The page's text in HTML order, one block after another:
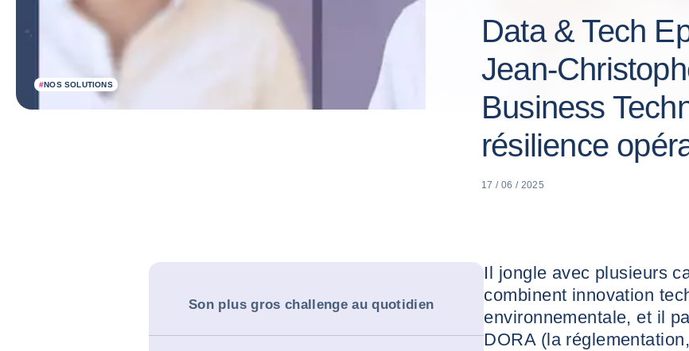
#NOS SOLUTIONS
Data & Tech
Jean-
Business
résilience
17 / 06 / 2025
Son plus gros challenge au quotidien
Il jongle avec plusieurs
combinent innovation
environnementale, et il
DORA (la